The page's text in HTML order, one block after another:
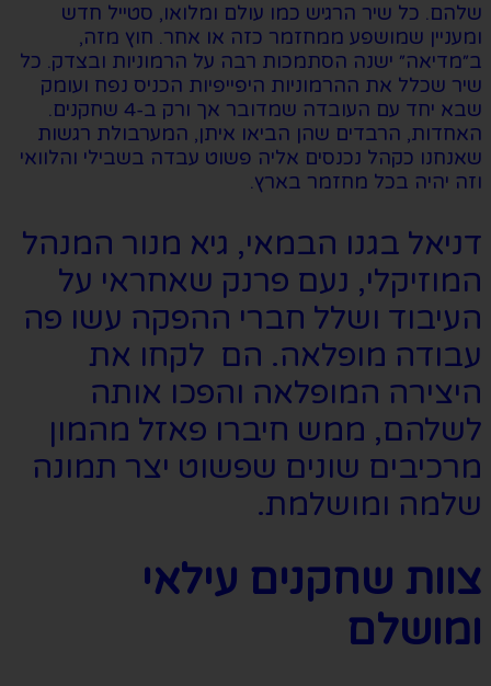
שלהם. כל שיר הרגיש כמו עולם ומלואו, סטייל חדש
ומעניין שמושפע ממחזמר כזה או אחר. חוץ מזה,
ב״מדיאה״ ישנה הסתמכות רבה על הרמוניות ובצדק. כל
שיר שכלל את ההרמוניות היפייפיות הכניס נפח ועומק
שבא יחד עם העובדה שמדובר אך ורק ב-4 שחקנים.
האחדות, הרבדים שהן הביאו איתן, המערבולת רגשות
שאנחנו כקהל נכנסים אליה פשוט עבדה בשבילי והלוואי
וזה יהיה בכל מחזמר בארץ.
דניאל בגנו הבמאי, גיא מנור המנהל
המוזיקלי, נעם פרנק שאחראי על
העיבוד ושלל חברי ההפקה עשו פה
עבודה מופלאה. הם לקחו את
היצירה המופלאה והפכו אותה
לשלהם, ממש חיברו פאזל מהמון
מרכיבים שונים שפשוט יצר תמונה
שלמה ומושלמת.
צוות שחקנים עילאי
ומושלם